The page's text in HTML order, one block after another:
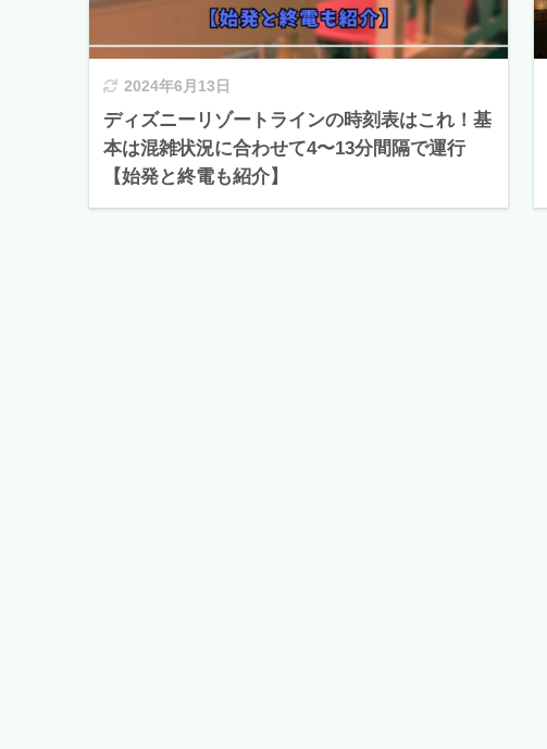
2024年6月13日
ディズニーリゾートラインの時刻表はこれ！基
本は混雑状況に合わせて4〜13分間隔で運行
【始発と終電も紹介】